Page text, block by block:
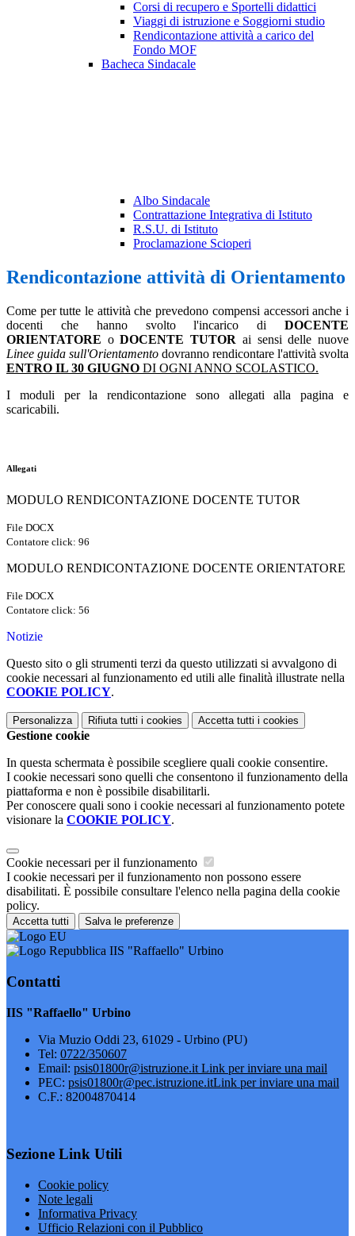
Corsi di recupero e Sportelli didattici
Viaggi di istruzione e Soggiorni studio
Rendicontazione attività a carico del
Fondo MOF
Bacheca Sindacale
Albo Sindacale
Contrattazione Integrativa di Istituto
R.S.U. di Istituto
Proclamazione Scioperi
Rendicontazione attività di Orientamento
Come per tutte le attività che prevedono compensi accessori anche i
docenti che hanno svolto l'incarico di DOCENTE
ORIENTATORE oDOCENTE TUTOR ai sensi delle nuove
Linee guida sull'Orientamento dovranno rendicontare l'attività svolta
ENTRO IL 30 GIUGNO DI OGNI ANNO SCOLASTICO.
I moduli per la rendicontazione sono allegati alla pagina e
scaricabili.
Allegati
MODULO RENDICONTAZIONE DOCENTE TUTOR
File DOCX
Contatore click: 96
MODULO RENDICONTAZIONE DOCENTE ORIENTATORE
File DOCX
Contatore click: 56
Notizie
Questo sito o gli strumenti terzi da questo utilizzati si avvalgono di
cookie necessari al funzionamento ed utili alle finalità illustrate nella
COOKIE POLICY.
Personalizza Rifiuta tutti i cookies Accetta tutti i cookies
Gestione cookie
In questa schermata è possibile scegliere quali cookie consentire.
I cookie necessari sono quelli che consentono il funzionamento della
piattaforma e non è possibile disabilitarli.
Per conoscere quali sono i cookie necessari al funzionamento potete
visionare la COOKIE POLICY.
Cookie necessari per il funzionamento
I cookie necessari per il funzionamento non possono essere
disabilitati. È possibile consultare l'elenco nella pagina della cookie
policy.
Accetta tutti Salva le preferenze
IIS "Raffaello" Urbino
Contatti
IIS "Raffaello" Urbino
Via Muzio Oddi 23, 61029 - Urbino (PU)
Tel: 0722/350607
Email: psis01800r@istruzione.it Link per inviare una mail
PEC: psis01800r@pec.istruzione.itLink per inviare una mail
C.F.: 82004870414
Sezione Link Utili
Cookie policy
Note legali
Informativa Privacy
Ufficio Relazioni con il Pubblico